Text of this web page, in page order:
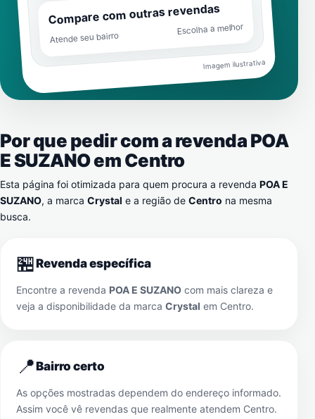
Compare com outras revendas
Atende seu bairro
Escolha a melhor
Imagem ilustrativa
Por que pedir com a revenda POA
E SUZANO emCentro
Esta página foi otimizada para quem procura a revenda POA E
SUZANO, a marca Crystal e a região de Centro na mesma
busca.
🏪Revenda específica
Encontre a revenda POA E SUZANO com mais clareza e
veja a disponibilidade da marca Crystal em Centro.
📍Bairro certo
As opções mostradas dependem do endereço informado.
Assim você vê revendas que realmente atendem Centro.